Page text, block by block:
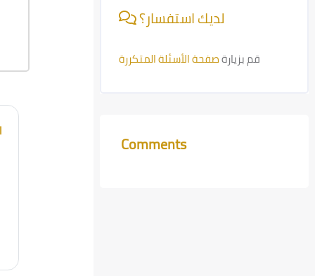
لديك استفسار؟
قم بزيارةصفحة الأسئلة المتكررة
Skip Comments
Comments